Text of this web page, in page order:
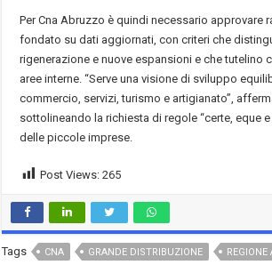
Per Cna Abruzzo è quindi necessario approvare
fondato su dati aggiornati, con criteri che
rigenerazione e nuove espansioni e che tutelino
aree interne. “Serve una visione di sviluppo
commercio, servizi, turismo e artigianato”,
sottolineando la richiesta di regole “certe, eque
delle piccole imprese.
Post Views: 265
Tags CNA GRANDE DISTRIBUZIONE REGIONE